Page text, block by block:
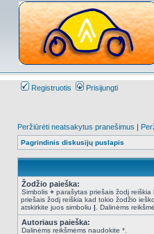
Registruotis Prisijungti
Peržiūrėti neatsakytus pranešimus |
Pagrindinis diskusijų puslapis
Žodžio paieška:
Simbolis + parašytas priešais žodį
priešais žodį reiškia kad tokio žodžio
atskirkite juos simboliu | . Dalinėms
Autoriaus paieška:
Dalinėms reikšmėms naudokite *.